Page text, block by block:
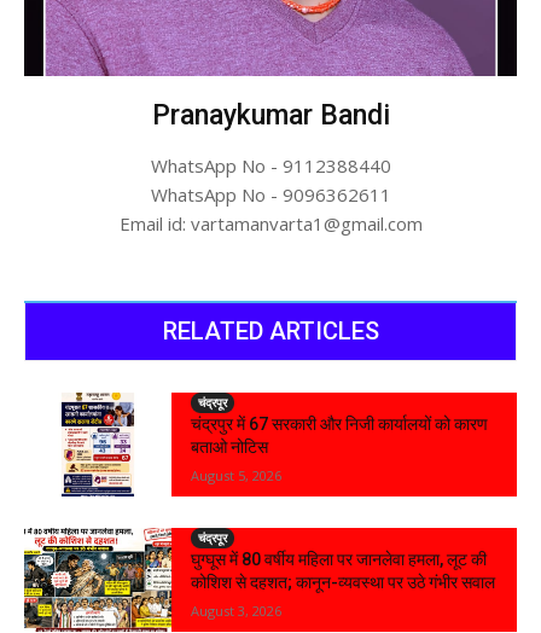
Pranaykumar Bandi
WhatsApp No - 9112388440
WhatsApp No - 9096362611
Email id: vartamanvarta1@gmail.com
RELATED ARTICLES
चंद्रपूर
चंद्रपुर में 67 सरकारी और निजी कार्यालयों को कारण
बताओ नोटिस
August 5, 2026
चंद्रपूर
घुग्घूस में 80 वर्षीय महिला पर जानलेवा हमला, लूट की
कोशिश से दहशत; कानून-व्यवस्था पर उठे गंभीर सवाल
August 3, 2026